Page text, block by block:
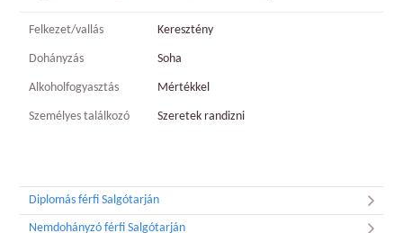
Felkezet/vallás Keresztény
Dohányzás Soha
Alkoholfogyasztás Mértékkel
Személyes találkozó Szeretek randizni
Diplomás férfi Salgótarján
Nemdohányzó férfi Salgótarján